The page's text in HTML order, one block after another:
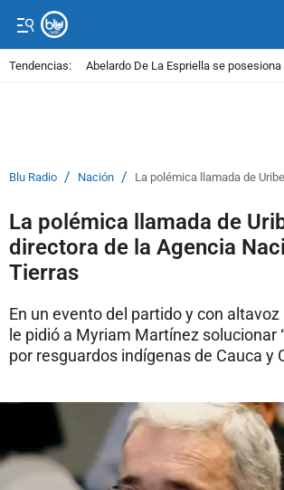
Tendencias: Abelardo De La Espriella se
Blu Radio / Nación / La polémica llamada de
La polémica llamada de
directora de la Agencia
Tierras
En un evento del partido y con altavoz
le pidió a Myriam Martínez solucionar
por resguardos indígenas de Cauca y